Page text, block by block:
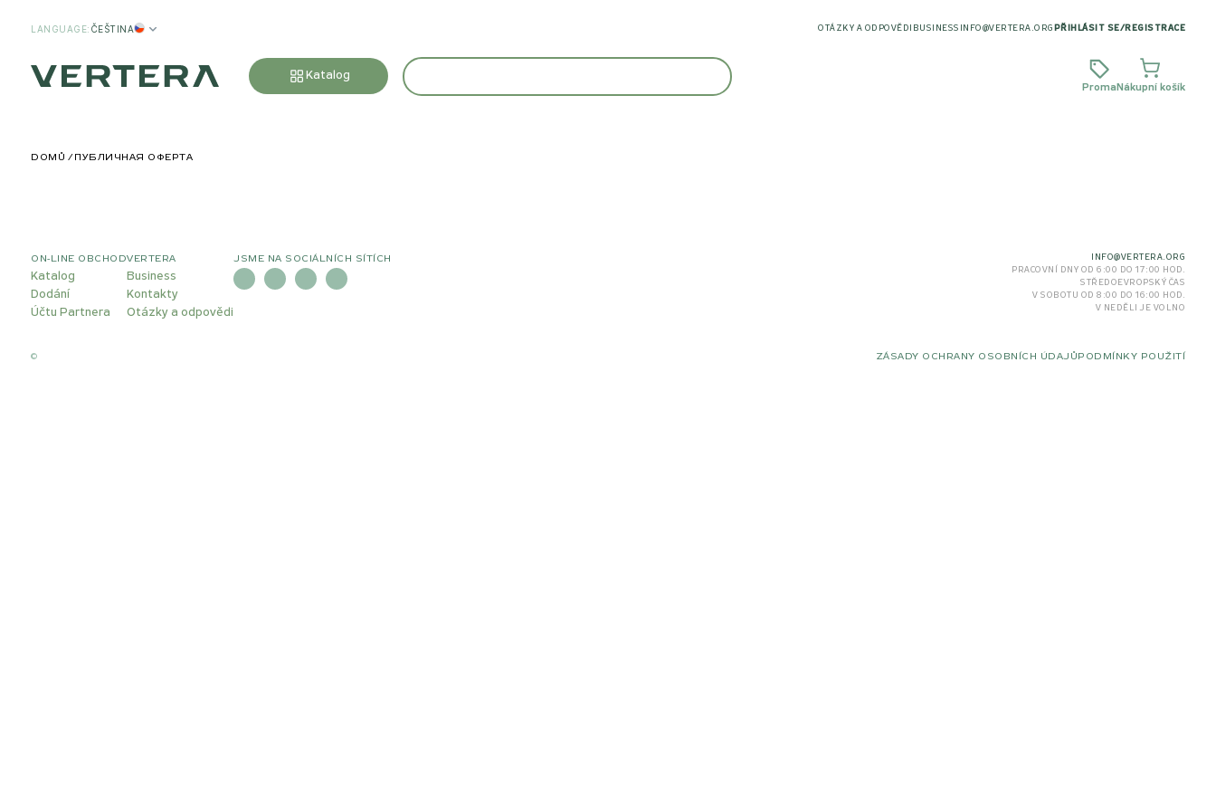
LANGUAGE: ČEŠTINA OTÁZKY A ODPOVĚDI BUSINESS INFO@VERTERA.ORG PŘIHLÁSIT SE/ REGISTRACE
Katalog
Proma Nákupní košík
DOMŮ ПУБЛИЧНАЯ ОФЕРТА
ON-LINE OBCHOD
Katalog
Dodání
Účtu Partnera
VERTERA
Business
Kontakty
Otázky a odpovědi
JSME NA SOCIÁLNÍCH SÍTÍCH
INFO@VERTERA.ORG
PRACOVNÍ DNY OD 6:00 DO 17:00 HOD.
STŘEDOEVROPSKÝ ČAS
V SOBOTU OD 8:00 DO 16:00 HOD.
V NEDĚLI JE VOLNO
© ZÁSADY OCHRANY OSOBNÍCH ÚDAJŮ PODMÍNKY POUŽITÍ